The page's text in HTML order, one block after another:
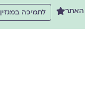
האתר לתמיכה במגזין